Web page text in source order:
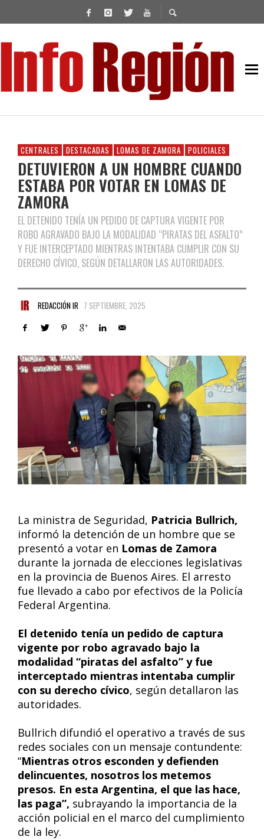
CENTRALES DESTACADAS LOMAS DE ZAMORA POLICIALES
DETUVIERON A UN HOMBRE CUANDO
ESTABA POR VOTAR EN LOMAS DE
ZAMORA
EL DETENIDO TENÍA UN PEDIDO DE CAPTURA VIGENTE POR
ROBO AGRAVADO BAJO LA MODALIDAD “PIRATAS DEL ASFALTO”
Y FUE INTERCEPTADO MIENTRAS INTENTABA CUMPLIR CON SU
DERECHO CÍVICO, SEGÚN DETALLARON LAS AUTORIDADES.
REDACCIÓN IR 7 SEPTIEMBRE, 2025
La ministra de Seguridad, Patricia Bullrich,
informó la detención de un hombre que se
presentó a votar en Lomas de Zamora
durante la jornada de elecciones legislativas
en la provincia de Buenos Aires. El arresto
fue llevado a cabo por efectivos de la Policía
Federal Argentina.
El detenido tenía un pedido de captura
vigente por robo agravado bajo la
modalidad “piratas del asfalto” y fue
interceptado mientras intentaba cumplir
con su derecho cívico, según detallaron las
autoridades.
Bullrich difundió el operativo a través de sus
redes sociales con un mensaje contundente:
“Mientras otros esconden y defienden
delincuentes, nosotros los metemos
presos. En esta Argentina, el que las hace,
las paga”, subrayando la importancia de la
acción policial en el marco del cumplimiento
de la ley.